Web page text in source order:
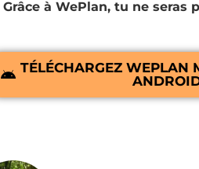
Grâce à WePlan, tu ne seras
TÉLÉCHARGEZ WEPLAN